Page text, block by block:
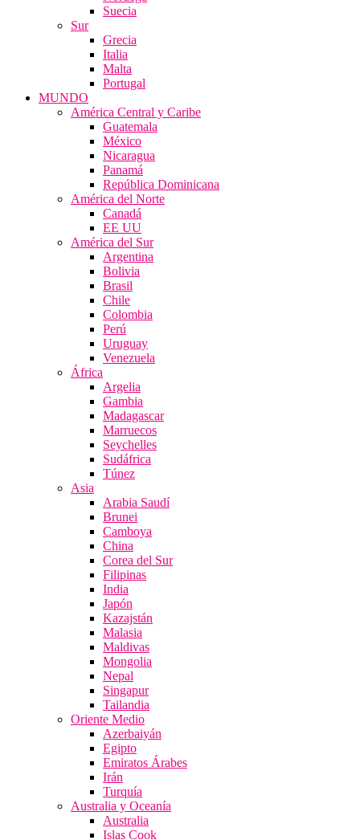
Suecia
Sur
Grecia
Italia
Malta
Portugal
MUNDO
América Central y Caribe
Guatemala
México
Nicaragua
Panamá
República Dominicana
América del Norte
Canadá
EE UU
América del Sur
Argentina
Bolivia
Brasil
Chile
Colombia
Perú
Uruguay
Venezuela
África
Argelia
Gambia
Madagascar
Marruecos
Seychelles
Sudáfrica
Túnez
Asia
Arabia Saudí
Brunei
Camboya
China
Corea del Sur
Filipinas
India
Japón
Kazajstán
Malasia
Maldivas
Mongolia
Nepal
Singapur
Tailandia
Oriente Medio
Azerbaiyán
Egipto
Emiratos Árabes
Irán
Turquía
Australia y Oceanía
Australia
Islas Cook